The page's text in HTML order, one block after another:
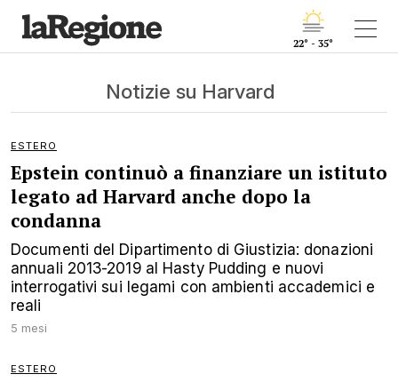
22° - 35°
Notizie su Harvard
ESTERO
Epstein continuò a finanziare un istituto
legato ad Harvard anche dopo la
condanna
Documenti del Dipartimento di Giustizia: donazioni
annuali 2013-2019 al Hasty Pudding e nuovi
interrogativi sui legami con ambienti accademici e
reali
5 mesi
ESTERO